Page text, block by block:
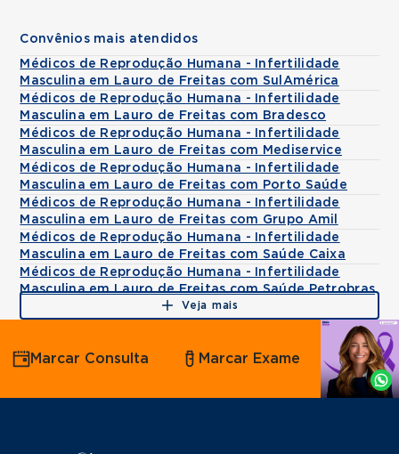
Convênios mais atendidos
Médicos de Reprodução Humana - Infertilidade
Masculina em Lauro de Freitas com SulAmérica
Médicos de Reprodução Humana - Infertilidade
Masculina em Lauro de Freitas com Bradesco
Médicos de Reprodução Humana - Infertilidade
Masculina em Lauro de Freitas com Mediservice
Médicos de Reprodução Humana - Infertilidade
Masculina em Lauro de Freitas com Porto Saúde
Médicos de Reprodução Humana - Infertilidade
Masculina em Lauro de Freitas com Grupo Amil
Médicos de Reprodução Humana - Infertilidade
Masculina em Lauro de Freitas com Saúde Caixa
Médicos de Reprodução Humana - Infertilidade
Masculina em Lauro de Freitas com Saúde Petrobras
Veja mais
Agende
por
Whatsapp
Marcar Consulta Marcar Exame